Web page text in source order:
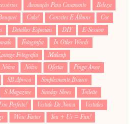
Animação Para Casamento
Beleza
Cake! Convites E Álbuns
Cor
Detalhes Especiais DIY
E-Session
Fotografia
In Other Words
Fotografia
Makeup
Noiva Noivo Ofertas
Pinga Amor
SB Aprova
Simplesmente Branco
S Magazine Sunday Shoes
Toilette
Perfeito! Vestido De Noiva
Vestidus
Wow Factor
You + Us = Fun!